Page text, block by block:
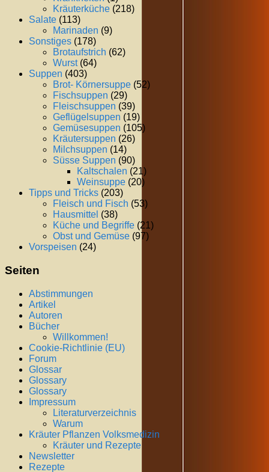
Kräuterküche (218)
Salate (113)
Marinaden (9)
Sonstiges (178)
Brotaufstrich (62)
Wurst(64)
Suppen (403)
Brot- Körnersuppe (52)
Fischsuppen (29)
Fleischsuppen (39)
Geflügelsuppen (19)
Gemüsesuppen (105)
Kräutersuppen (26)
Milchsuppen (14)
Süsse Suppen (90)
Kaltschalen (21)
Weinsuppe (20)
Tipps und Tricks (203)
Fleisch und Fisch (53)
Hausmittel (38)
Küche und Begriffe (21)
Obst und Gemüse (97)
Vorspeisen (24)
Seiten
Abstimmungen
Artikel
Autoren
Bücher
Willkommen!
Cookie-Richtlinie (EU)
Forum
Glossar
Glossary
Glossary
Impressum
Literaturverzeichnis
Warum
Kräuter Pflanzen Volksmedizin
Kräuter und Rezepte
Newsletter
Rezepte